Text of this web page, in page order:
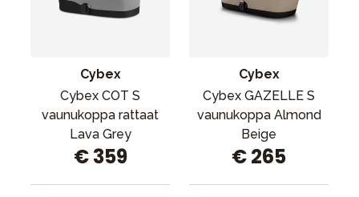
Cybex
Cybex COT S
vaunukoppa rattaat
Lava Grey
€ 359
Cybex
Cybex GAZELLE S
vaunukoppa Almond
Beige
€ 265